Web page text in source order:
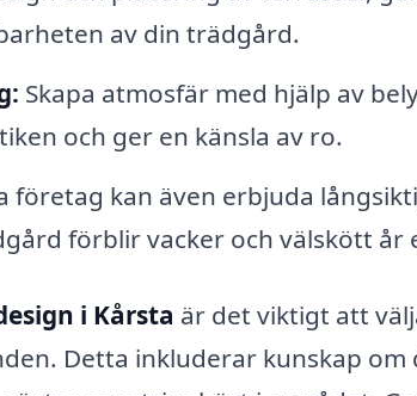
av din trädgård.
Skapa atmosfär med hjälp av
och ger en känsla av ro.
företag kan även erbjuda
förblir vacker och välskött år
i Kårsta är det viktigt att
Detta inkluderar kunskap om